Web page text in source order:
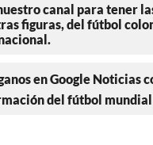
canal para tener
figuras, del fútbol
en Google Noticias
del fútbol mundial